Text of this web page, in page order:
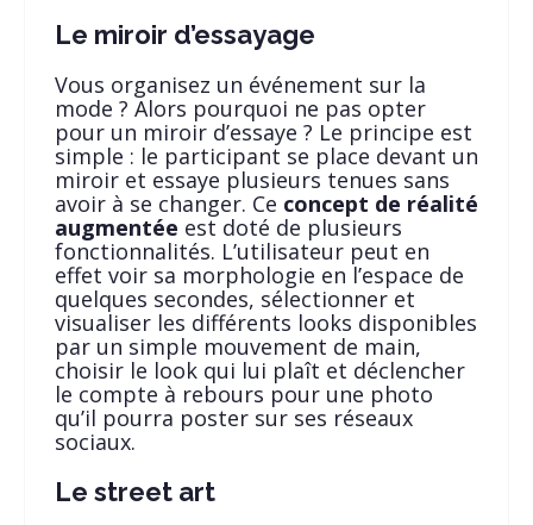
Le miroir d’essayage
Vous organisez un événement sur la
mode ? Alors pourquoi ne pas opter
pour un miroir d’essaye ? Le principe est
simple : le participant se place devant un
miroir et essaye plusieurs tenues sans
avoir à se changer. Ce concept de réalité
augmentée est doté de plusieurs
fonctionnalités. L’utilisateur peut en
effet voir sa morphologie en l’espace de
quelques secondes, sélectionner et
visualiser les différents looks disponibles
par un simple mouvement de main,
choisir le look qui lui plaît et déclencher
le compte à rebours pour une photo
qu’il pourra poster sur ses réseaux
sociaux.
Le street art